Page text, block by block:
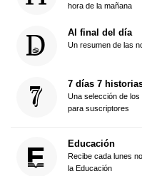
hora de la mañana
Al final del día
Un resumen de las
7 días 7
Una selección de
para suscriptores
Educación
Recibe cada lunes
la Educación